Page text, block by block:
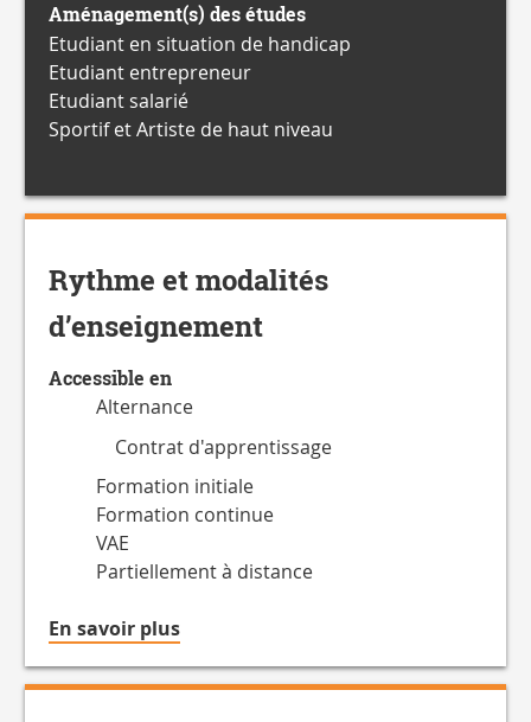
Aménagement(s) des études
Etudiant en situation de handicap
Etudiant entrepreneur
Etudiant salarié
Sportif et Artiste de haut niveau
Rythme et modalités
d’enseignement
Accessible en
Alternance
Contrat d'apprentissage
Formation initiale
Formation continue
VAE
Partiellement à distance
En savoir plusà
du